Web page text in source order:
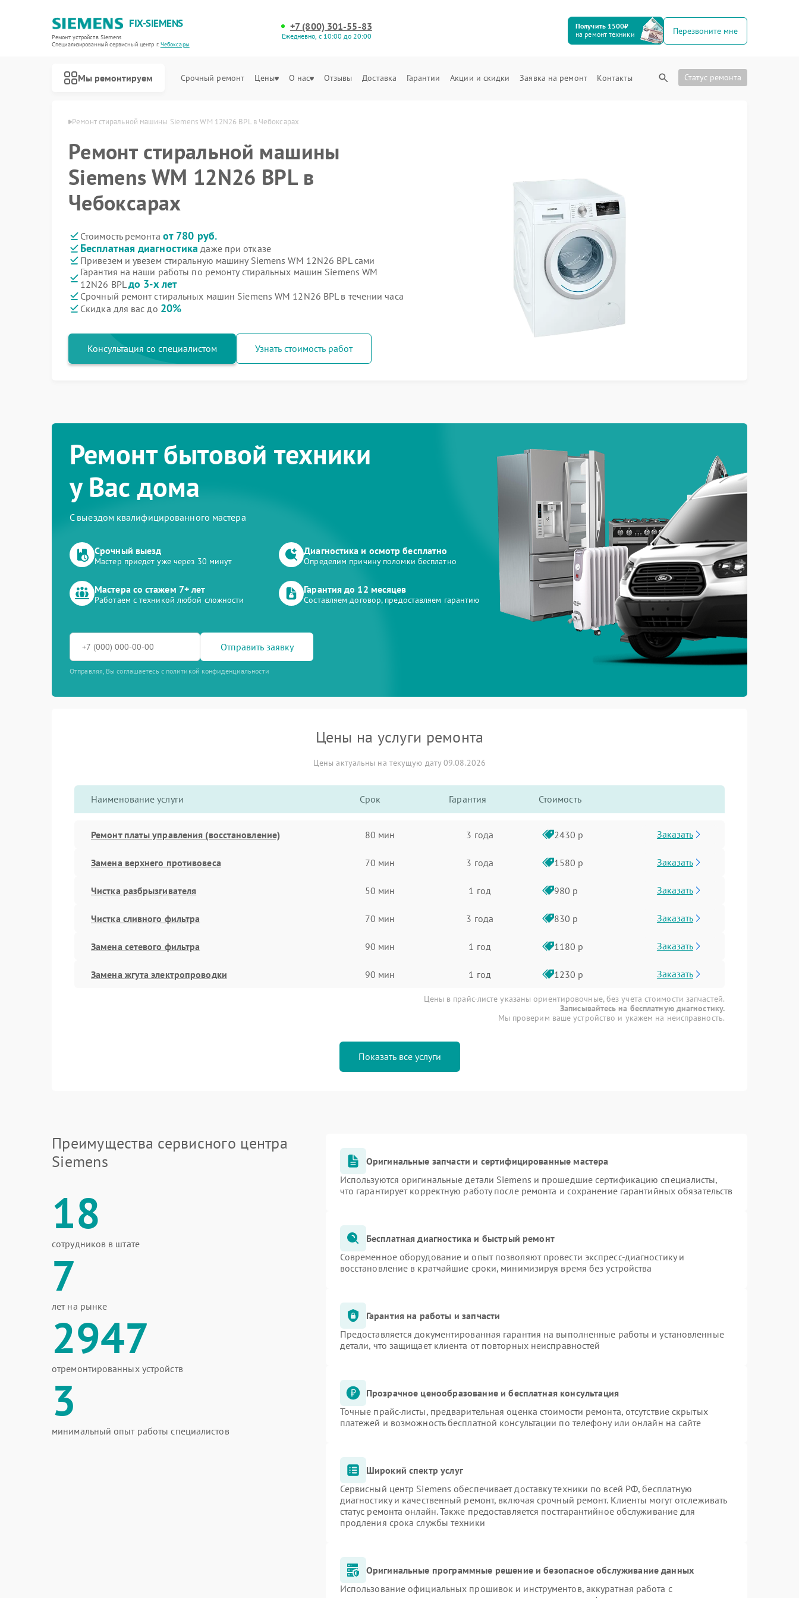
FIX-SIEMENS
Ремонт устройств Siemens
Специализированный cервисный центр г.Чебоксары
+7 (800) 301-55-83
Ежедневно, с 10:00 до 20:00
Получить 1500₽
на ремонт техники
Перезвоните мне
Мы ремонтируем Срочный ремонт Цены О нас Отзывы Доставка Гарантии Акции и скидки Заявка на ремонт Контакты Статус ремонта
в Чебоксарах Ремонт стиральной машины Siemens WM 12N26 BPL в Чебоксарах
Ремонт стиральной машины
Siemens WM 12N26 BPL в
Чебоксарах
Стоимость ремонта от 780 руб.
Бесплатная диагностика даже при отказе
Привезем и увезем стиральную машину Siemens WM 12N26 BPL сами
Гарантия на наши работы по ремонту стиральных машин Siemens WM
12N26 BPLдо 3-х лет
Срочный ремонт стиральных машин Siemens WM 12N26 BPL в течении часа
Скидка для вас до 20%
Консультация со специалистом Узнать стоимость работ
Ремонт бытовой техники
у Вас дома
С выездом квалифицированного мастера
Срочный выезд
Мастер приедет уже через 30 минут
Диагностика и осмотр бесплатно
Определим причину поломки бесплатно
Мастера со стажем 7+ лет
Работаем с техникой любой сложности
Гарантия до 12 месяцев
Составляем договор, предоставляем гарантию
Отправить заявку
Отправляя, Вы соглашаетесь с политикой конфиденциальности
Цены на услуги ремонта
Цены актуальны на текущую дату 09.08.2026
Наименование услуги Срок Гарантия Стоимость
Ремонт платы управления (восстановление) 80 мин 3 года 2430 р Заказать
Замена верхнего противовеса 70 мин 3 года 1580 р Заказать
Чистка разбрызгивателя 50 мин 1 год 980 р Заказать
Чистка сливного фильтра 70 мин 3 года 830 р Заказать
Замена сетевого фильтра 90 мин 1 год 1180 р Заказать
Замена жгута электропроводки 90 мин 1 год 1230 р Заказать
Цены в прайс-листе указаны ориентировочные, без учета стоимости запчастей.
Записывайтесь на бесплатную диагностику.
Мы проверим ваше устройство и укажем на неисправность.
Показать все услуги
Преимущества сервисного центра
Siemens
18
сотрудников в штате
7
лет на рынке
2947
отремонтированных устройств
3
минимальный опыт работы специалистов
Оригинальные запчасти и сертифицированные мастера
Используются оригинальные детали Siemens и прошедшие сертификацию специалисты,
что гарантирует корректную работу после ремонта и сохранение гарантийных обязательств
Бесплатная диагностика и быстрый ремонт
Современное оборудование и опыт позволяют провести экспресс-диагностику и
восстановление в кратчайшие сроки, минимизируя время без устройства
Гарантия на работы и запчасти
Предоставляется документированная гарантия на выполненные работы и установленные
детали, что защищает клиента от повторных неисправностей
Прозрачное ценообразование и бесплатная консультация
Точные прайс-листы, предварительная оценка стоимости ремонта, отсутствие скрытых
платежей и возможность бесплатной консультации по телефону или онлайн на сайте
Широкий спектр услуг
Сервисный центр Siemens обеспечивает доставку техники по всей РФ, бесплатную
диагностику и качественный ремонт, включая срочный ремонт. Клиенты могут отслеживать
статус ремонта онлайн. Также предоставляется постгарантийное обслуживание для
продления срока службы техники
Оригинальные программные решение и безопасное обслуживание данных
Использование официальных прошивок и инструментов, аккуратная работа с